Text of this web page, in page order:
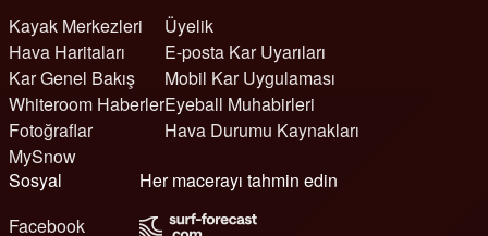
Kayak Merkezleri
Hava Haritaları
Kar Genel Bakış
Whiteroom Haberler
Fotoğraflar
MySnow
Üyelik
E-posta Kar Uyarıları
Mobil Kar Uygulaması
Eyeball Muhabirleri
Hava Durumu Kaynakları
Sosyal
Facebook
Her macerayı tahmin edin